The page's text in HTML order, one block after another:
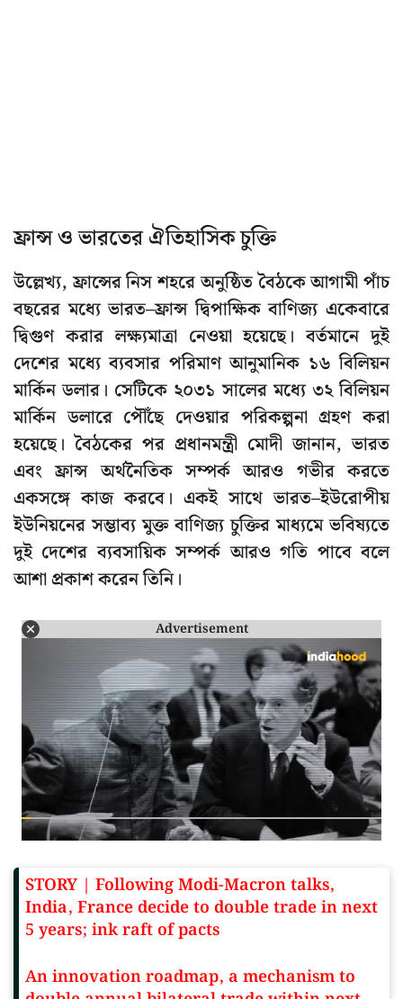
ফ্রান্স ও ভারতের ঐতিহাসিক চুক্তি
উল্লেখ্য, ফ্রান্সের নিস শহরে অনুষ্ঠিত বৈঠকে আগামী পাঁচ
বছরের মধ্যে ভারত–ফ্রান্স দ্বিপাক্ষিক বাণিজ্য একেবারে
দ্বিগুণ করার লক্ষ্যমাত্রা নেওয়া হয়েছে। বর্তমানে দুই
দেশের মধ্যে ব্যবসার পরিমাণ আনুমানিক ১৬ বিলিয়ন
মার্কিন ডলার। সেটিকে ২০৩১ সালের মধ্যে ৩২ বিলিয়ন
মার্কিন ডলারে পৌঁছে দেওয়ার পরিকল্পনা গ্রহণ করা
হয়েছে। বৈঠকের পর প্রধানমন্ত্রী মোদী জানান, ভারত
এবং ফ্রান্স অর্থনৈতিক সম্পর্ক আরও গভীর করতে
একসঙ্গে কাজ করবে। একই সাথে ভারত–ইউরোপীয়
ইউনিয়নের সম্ভাব্য মুক্ত বাণিজ্য চুক্তির মাধ্যমে ভবিষ্যতে
দুই দেশের ব্যবসায়িক সম্পর্ক আরও গতি পাবে বলে
আশা প্রকাশ করেন তিনি।
Advertisement
STORY | Following Modi-Macron talks,
India, France decide to double trade in next
5 years; ink raft of pacts
An innovation roadmap, a mechanism to